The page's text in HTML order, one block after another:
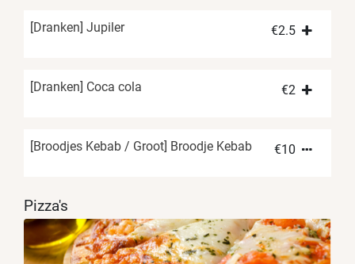
[Dranken] Jupiler €2.5
[Dranken] Coca cola €2
[Broodjes Kebab / Groot] Broodje Kebab €10
Pizza's